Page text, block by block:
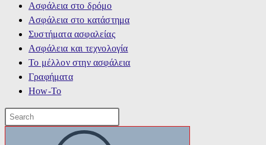
Ασφάλεια στο δρόμο
Ασφάλεια στο κατάστημα
Συστήματα ασφαλείας
Ασφάλεια και τεχνολογία
Το μέλλον στην ασφάλεια
Γραφήματα
How-To